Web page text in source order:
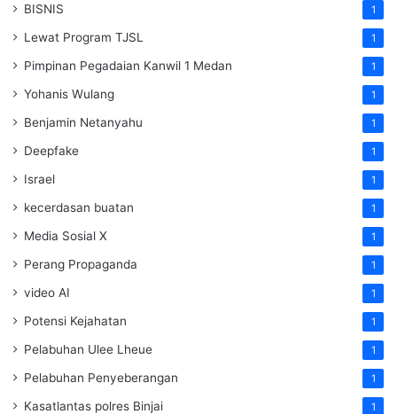
BISNIS 1
Lewat Program TJSL 1
Pimpinan Pegadaian Kanwil 1 Medan 1
Yohanis Wulang 1
Benjamin Netanyahu 1
Deepfake 1
Israel 1
kecerdasan buatan 1
Media Sosial X 1
Perang Propaganda 1
video AI 1
Potensi Kejahatan 1
Pelabuhan Ulee Lheue 1
Pelabuhan Penyeberangan 1
Kasatlantas polres Binjai 1